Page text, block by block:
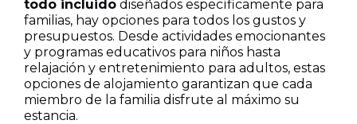
todo incluido diseñados específicamente para
familias, hay opciones para todos los gustos y
presupuestos. Desde actividades emocionantes
y programas educativos para niños hasta
relajación y entretenimiento para adultos, estas
opciones de alojamiento garantizan que cada
miembro de la familia disfrute al máximo su
estancia.